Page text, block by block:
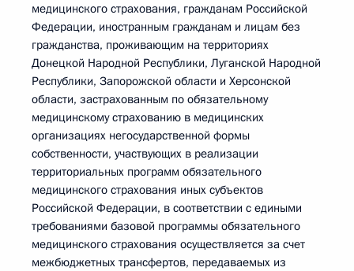
медицинского страхования, гражданам Российской
Федерации, иностранным гражданам и лицам без
гражданства, проживающим на территориях
Донецкой Народной Республики, Луганской Народной
Республики, Запорожской области и Херсонской
области, застрахованным по обязательному
медицинскому страхованию в медицинских
организациях негосударственной формы
собственности, участвующих в реализации
территориальных программ обязательного
медицинского страхования иных субъектов
Российской Федерации, в соответствии с едиными
требованиями базовой программы обязательного
медицинского страхования осуществляется за счет
межбюджетных трансфертов, передаваемых из